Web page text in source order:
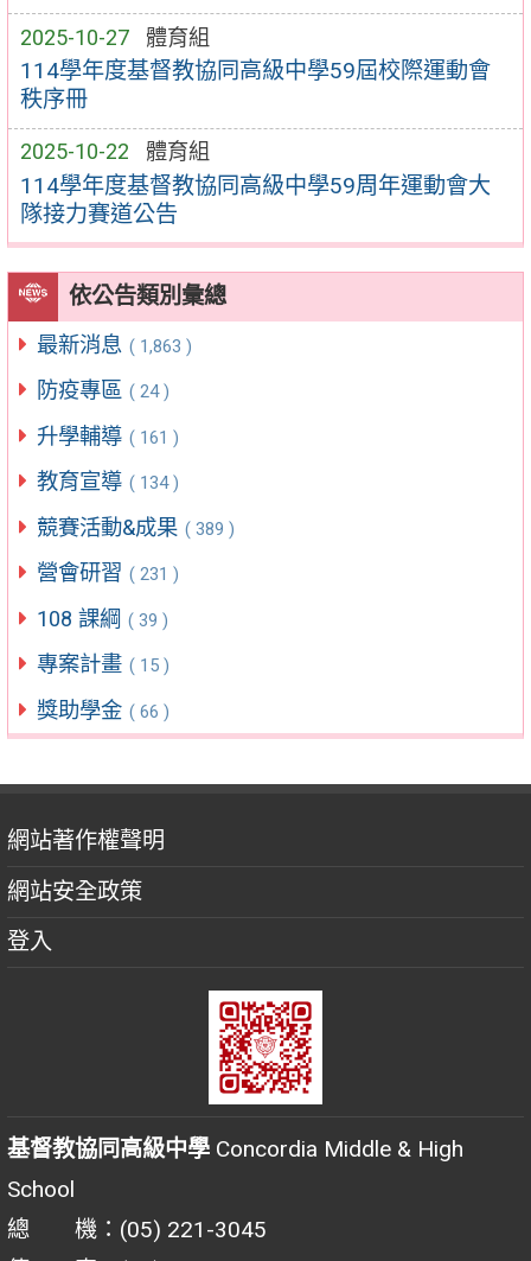
2025-10-27 體育組
114學年度基督教協同高級中學59屆校際運動會
秩序冊
2025-10-22 體育組
114學年度基督教協同高級中學59周年運動會大
隊接力賽道公告
依公告類別彙總
最新消息 ( 1,863 )
防疫專區 ( 24 )
升學輔導 ( 161 )
教育宣導 ( 134 )
競賽活動&成果 ( 389 )
營會研習 ( 231 )
108 課綱 ( 39 )
專案計畫 ( 15 )
獎助學金 ( 66 )
網站著作權聲明
網站安全政策
登入
基督教協同高級中學 Concordia Middle & High
School
總 機：(05) 221-3045